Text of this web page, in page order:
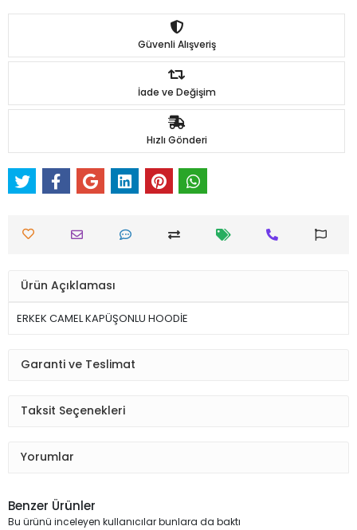
Güvenli Alışveriş
İade ve Değişim
Hızlı Gönderi
Ürün Açıklaması
ERKEK CAMEL KAPÜŞONLU HOODİE
Garanti ve Teslimat
Taksit Seçenekleri
Yorumlar
Benzer Ürünler
Bu ürünü inceleyen kullanıcılar bunlara da baktı